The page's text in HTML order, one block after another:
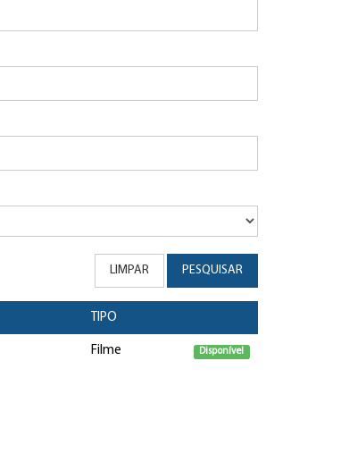
LIMPAR PESQUISAR
TIPO
Filme Disponível